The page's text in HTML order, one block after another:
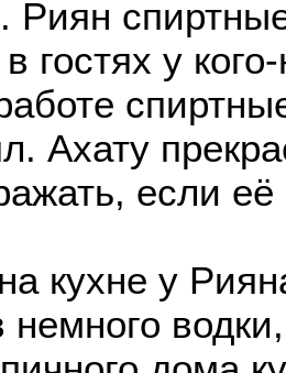
Риян
гостях у
Ахату
если
кухне у
немного